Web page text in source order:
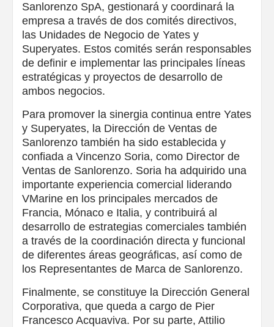
Sanlorenzo SpA, gestionará y coordinará la
empresa a través de dos comités directivos,
las Unidades de Negocio de Yates y
Superyates. Estos comités serán responsables
de definir e implementar las principales líneas
estratégicas y proyectos de desarrollo de
ambos negocios.
Para promover la sinergia continua entre Yates
y Superyates, la Dirección de Ventas de
Sanlorenzo también ha sido establecida y
confiada a Vincenzo Soria, como Director de
Ventas de Sanlorenzo. Soria ha adquirido una
importante experiencia comercial liderando
VMarine en los principales mercados de
Francia, Mónaco e Italia, y contribuirá al
desarrollo de estrategias comerciales también
a través de la coordinación directa y funcional
de diferentes áreas geográficas, así como de
los Representantes de Marca de Sanlorenzo.
Finalmente, se constituye la Dirección General
Corporativa, que queda a cargo de Pier
Francesco Acquaviva. Por su parte, Attilio